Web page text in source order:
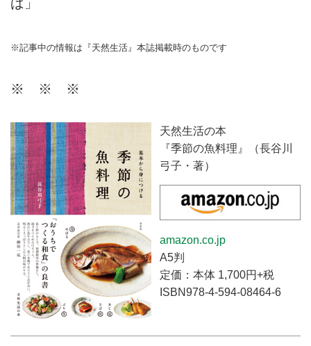
※記事中の情報は『天然生活』本誌掲載時のものです
※ ※ ※
天然生活の本
『季節の魚料理』（長谷川
弓子・著）
amazon.co.jp
A5判
定価：本体 1,700円+税
ISBN978-4-594-08464-6